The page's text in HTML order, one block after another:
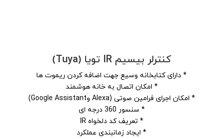
کنترلر بیسیم IR تویا (Tuya)
* دارای کتابخانه وسیع جهت اضافه کردن ریموت ها
* امکان اتصال به خانه هوشمند
* امکان اجرای فرامین صوتی (Alexa وGoogle Assistant)
* سنسور 360 درجه ای
* تعریف کد دلخواه IR
* ایجاد زمانبندی عملکرد